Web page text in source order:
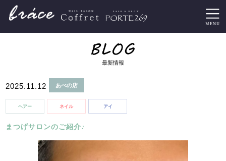
最新情報
2025.11.12 あべの店
ヘアー ネイル アイ
まつげサロンのご紹介♪